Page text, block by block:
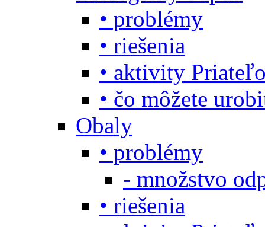
• problémy
• riešenia
• aktivity
• čo môžete
Obaly
• problémy
- množstvo
• riešenia